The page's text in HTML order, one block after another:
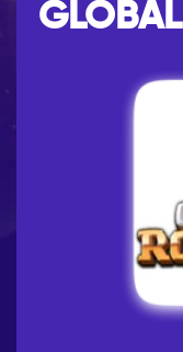
GLOBAL